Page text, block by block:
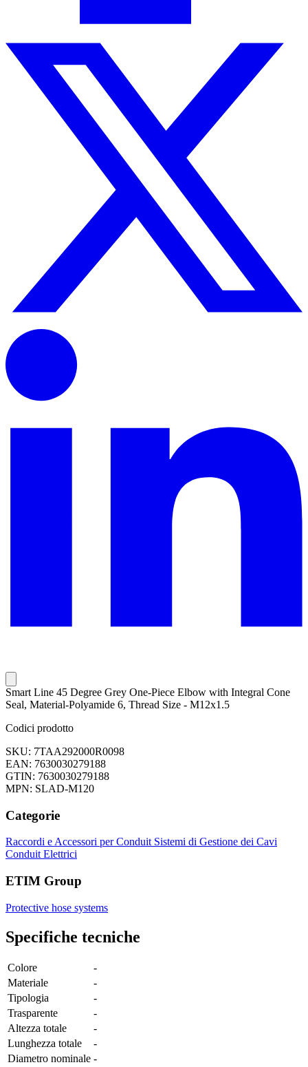
Smart Line 45 Degree Grey One-Piece Elbow with Integral Cone
Seal, Material-Polyamide 6, Thread Size - M12x1.5
Codici prodotto
SKU: 7TAA292000R0098
EAN: 7630030279188
GTIN: 7630030279188
MPN: SLAD-M120
Categorie
Raccordi e Accessori per Conduit Sistemi di Gestione dei Cavi
Conduit Elettrici
ETIM Group
Protective hose systems
Specifiche tecniche
Colore
-
Materiale
-
Tipologia
-
Trasparente
-
Altezza totale
-
Lunghezza totale
-
Diametro nominale -